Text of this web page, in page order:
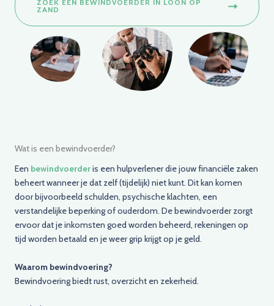
ZOEK EEN BEWINDVOERDER IN LOON OP
ZAND
Wat is een bewindvoerder?
Een bewindvoerderis een hulpverlener die jouw financiële zaken
beheert wanneer je dat zelf (tijdelijk) niet kunt. Dit kan komen
door bijvoorbeeld schulden, psychische klachten, een
verstandelijke beperking of ouderdom. De bewindvoerder zorgt
ervoor dat je inkomsten goed worden beheerd, rekeningen op
tijd worden betaald en je weer grip krijgt op je geld.
Waarom bewindvoering?
Bewindvoering biedt rust, overzicht en zekerheid.